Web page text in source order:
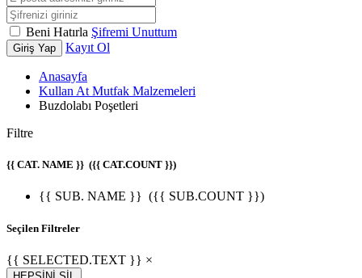
Beni Hatırla Şifremi Unuttum
Giriş Yap Kayıt Ol
Anasayfa
Kullan At Mutfak Malzemeleri
Buzdolabı Poşetleri
Filtre
{{ CAT. NAME }} ({{ CAT.COUNT }})
{{ SUB. NAME }} ({{ SUB.COUNT }})
Seçilen Filtreler
{{ SELECTED.TEXT }} ×